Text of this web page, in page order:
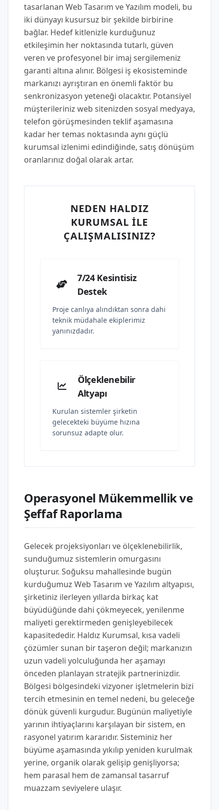
tasarlanan Web Tasarım ve Yazılım modeli, bu
iki dünyayı kusursuz bir şekilde birbirine
bağlar. Hedef kitlenizle kurduğunuz
etkileşimin her noktasında tutarlı, güven
veren ve profesyonel bir imaj sergilemeniz
garanti altına alınır. Bölgesi iş ekosisteminde
markanızı ayrıştıran en önemli faktör bu
senkronizasyon yeteneği olacaktır. Potansiyel
müşterileriniz web sitenizden sosyal medyaya,
telefon görüşmesinden teklif aşamasına
kadar her temas noktasında aynı güçlü
kurumsal izlenimi edindiğinde, satış dönüşüm
oranlarınız doğal olarak artar.
NEDEN HALDIZ
KURUMSAL İLE
ÇALIŞMALISINIZ?
7/24 Kesintisiz
Destek
Proje canlıya alındıktan sonra dahi
teknik müdahale ekiplerimiz
yanınızdadır.
Ölçeklenebilir
Altyapı
Kurulan sistemler şirketin
gelecekteki büyüme hızına
sorunsuz adapte olur.
Operasyonel Mükemmellik ve
Şeffaf Raporlama
Gelecek projeksiyonları ve ölçeklenebilirlik,
sunduğumuz sistemlerin omurgasını
oluşturur. Soğuksu mahallesinde bugün
kurduğumuz Web Tasarım ve Yazılım altyapısı,
şirketiniz ilerleyen yıllarda birkaç kat
büyüdüğünde dahi çökmeyecek, yenilenme
maliyeti gerektirmeden genişleyebilecek
kapasitededir. Haldız Kurumsal, kısa vadeli
çözümler sunan bir taşeron değil; markanızın
uzun vadeli yolculuğunda her aşamayı
önceden planlayan stratejik partnerinizdir.
Bölgesi bölgesindeki vizyoner işletmelerin bizi
tercih etmesinin en temel nedeni, bu geleceğe
dönük güvenli kurgudur. Bugünün maliyetiyle
yarının ihtiyaçlarını karşılayan bir sistem, en
rasyonel yatırım kararıdır. Sisteminiz her
büyüme aşamasında yıkılıp yeniden kurulmak
yerine, organik olarak gelişip genişliyorsa;
hem parasal hem de zamansal tasarruf
muazzam seviyelere ulaşır.